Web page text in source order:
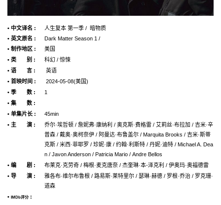
• 中文译名 :
人生复本 第一季 / 暗物质
• 英文原名 :
Dark Matter Season 1 /
• 制作地区 :
美国
• 类 别 :
科幻 / 惊悚
• 语 言 :
英语
• 首映时间 :
2024-05-08(美国)
• 季 数 :
1
• 集 数 :
• 单集片长 :
45min
• 主 演 :
乔尔·埃哲顿 / 詹妮弗·康纳利 / 奥克斯·费格雷 / 艾莉丝·布拉加 / 吉米·辛
普森 / 戴奥·奥柯奈伊 / 阿曼达·布鲁盖尔 / Marquita Brooks / 吉米·斯蒂
克斯 / 米西·菲耶罗 / 珍妮·康 / 约翰·利斯特 / 丹妮·迪特 / Michael A. Dea
n / Javon Anderson / Patricia Mario / Andre Bellos
• 编 剧 :
布莱克·克劳奇 / 梅根·麦克唐奈 / 杰奎琳·本-泽克利 / 伊奥玛·奥福德雷
• 导 演 :
雅各布·维尔布鲁根 / 路易斯·莱特里尔 / 瑟琳·赫德 / 罗根·乔治 / 罗克珊·
道森
•
IMDb评分 :